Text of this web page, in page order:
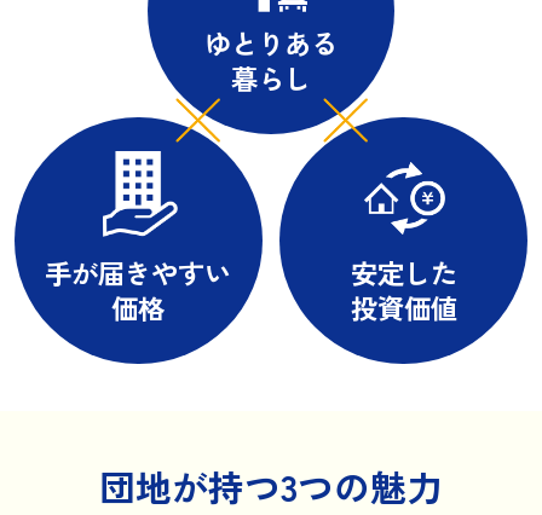
手が届きやすい
価格
ゆとりある
暮らし
安定した
投資価値
団地が持つ3つの魅力